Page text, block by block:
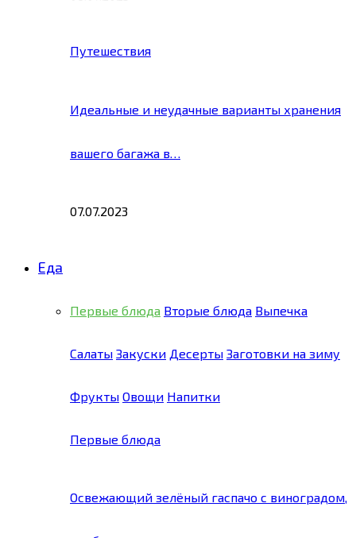
Путешествия
Идеальные и неудачные варианты хранения
вашего багажа в…
07.07.2023
Еда
Первые блюда Вторые блюда Выпечка
Салаты Закуски Десерты Заготовки на зиму
Фрукты Овощи Напитки
Первые блюда
Освежающий зелёный гаспачо с виноградом,